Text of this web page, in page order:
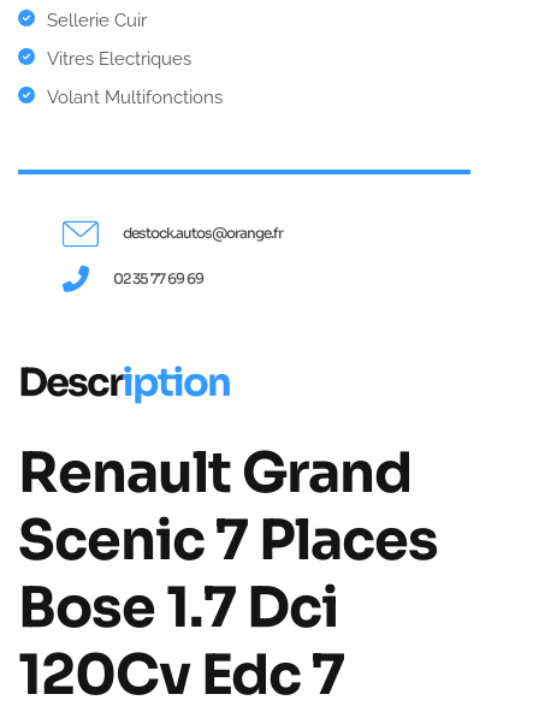
Sellerie Cuir
Vitres Electriques
Volant Multifonctions
destock.autos@orange.fr
02 35 77 69 69
Description
Renault Grand
Scenic 7 Places
Bose 1.7 Dci
120Cv Edc 7